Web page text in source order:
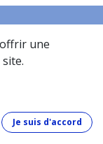
une
Je suis d'accord